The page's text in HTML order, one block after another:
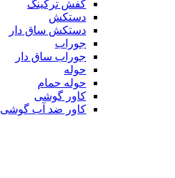
کفش ترکینگ
دستکش
دستکش ساق دار
جوراب
جوراب ساق دار
حوله
حوله حمام
کاور گوشی
کاور ضد آب گوشی